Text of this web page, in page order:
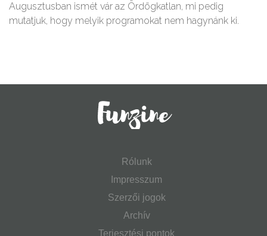
Augusztusban ismét vár az Ördögkatlan, mi pedig
mutatjuk, hogy melyik programokat nem hagynánk ki.
Rólunk
Impresszum
Szerzői jogok
Archív
Terjesztési pontok